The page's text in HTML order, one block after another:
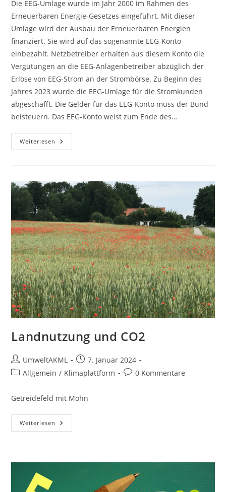
Die EEG-Umlage wurde im Jahr 2000 im Rahmen des
Erneuerbaren Energie-Gesetzes eingeführt. Mit dieser
Umlage wird der Ausbau der Erneuerbaren Energien
finanziert. Sie wird auf das sogenannte EEG-Konto
einbezahlt. Netzbetreiber erhalten aus diesem Konto die
Vergütungen an die EEG-Anlagenbetreiber abzüglich der
Erlöse von EEG-Strom an der Strombörse. Zu Beginn des
Jahres 2023 wurde die EEG-Umlage für die Stromkunden
abgeschafft. Die Gelder für das EEG-Konto muss der Bund
beisteuern. Das EEG-Konto weist zum Ende des…
Weiterlesen EEG-
Konto
Mrd.
Euro
Landnutzung und CO2
Beitrags-
Autor:
UmweltAKML
Beitrag
veröffentlicht:
7. Januar 2024
Beitrags-
Allgemein / Klimaplattform
Beitrags-
0 Kommentare
Getreidefeld mit Mohn
Weiterlesen Landnutzung
Und